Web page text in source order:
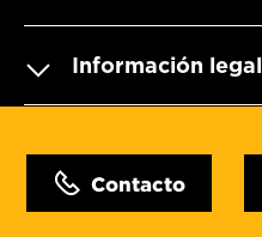
Información legal
Contacto